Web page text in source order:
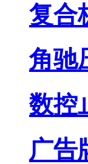
复合
角驰
数控
广告